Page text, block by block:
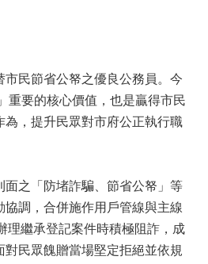
民節省公帑之優良公務員。今
重要的核心價值，也是贏得市民
，提升民眾對市府公正執行職
之「防堵詐騙、節省公帑」等
調，合併施作用戶管線與主線
理繼承登記案件時積極阻詐，成
民眾餽贈當場堅定拒絕並依規